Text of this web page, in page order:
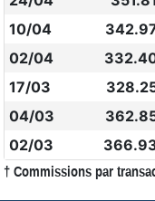
10/04
02/04
17/03
04/03
02/03
† Commissions par